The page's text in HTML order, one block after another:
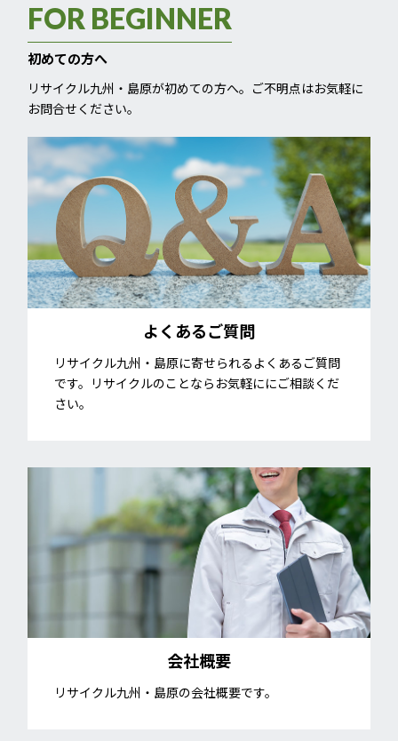
FOR BEGINNER
初めての方へ
リサイクル九州・島原が初めての方へ。ご不明点はお気軽に
お問合せください。
よくあるご質問
リサイクル九州・島原に寄せられるよくあるご質問
です。リサイクルのことならお気軽ににご相談くだ
さい。
会社概要
リサイクル九州・島原の会社概要です。